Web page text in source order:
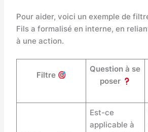
Pour aider, voici un exemple de
Fils a formalisé en interne, en
à une action.
Filtre
Question à se
poser
Est-ce
applicable à